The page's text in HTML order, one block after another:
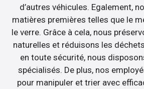
d’autres véhicules. Egalement,
matières premières telles que le
le verre. Grâce à cela, nous
naturelles et réduisons les
en toute sécurité, nous
spécialisés. De plus, nos
pour manipuler et trier avec